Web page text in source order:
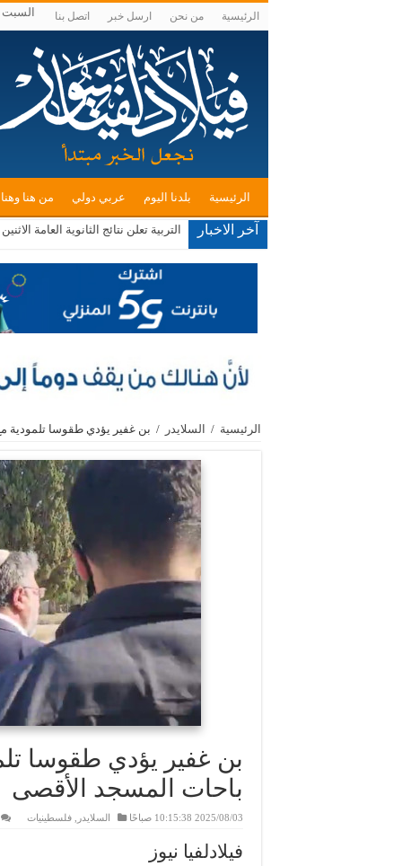
الرئيسية من نحن ارسل خبر اتصل بنا السبت ,
الرئيسية بلدنا اليوم عربي دولي من هنا
آخر الاخبار التربية تعلن نتائج الثانوية العامة
الرئيسية / السلايدر / بن غفير يؤدي طقوسا تلمودية
بن غفير يؤدي طقوسا
باحات المسجد الأقصى
2025/08/03 10:15:38 صباحًا السلايدر ,فلسطينيات
فيلادلفيا نيوز